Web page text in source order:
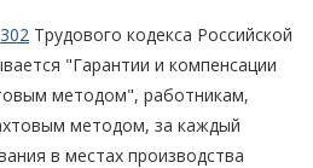
302 Трудового кодекса Российской
"Гарантии и компенсации
методом", работникам,
методом, за каждый
в местах производства